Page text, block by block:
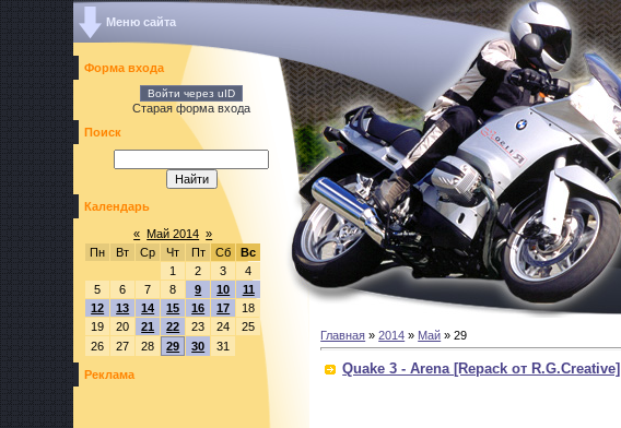
Меню сайта
Форма входа
Войти через uID
Старая форма входа
Поиск
Календарь
« Май 2014 »
Пн
Вт Ср Чт Пт Сб
Вс
1
2 3
4
5
6 7 8 9 10
11
12
13 14 15 16 17
18
19
20 21 22 23 24
25
26
27 28 29 30 31
Реклама
Главная »2014 » Май » 29
Quake 3 - Arena [Repack от R.G.Creative]